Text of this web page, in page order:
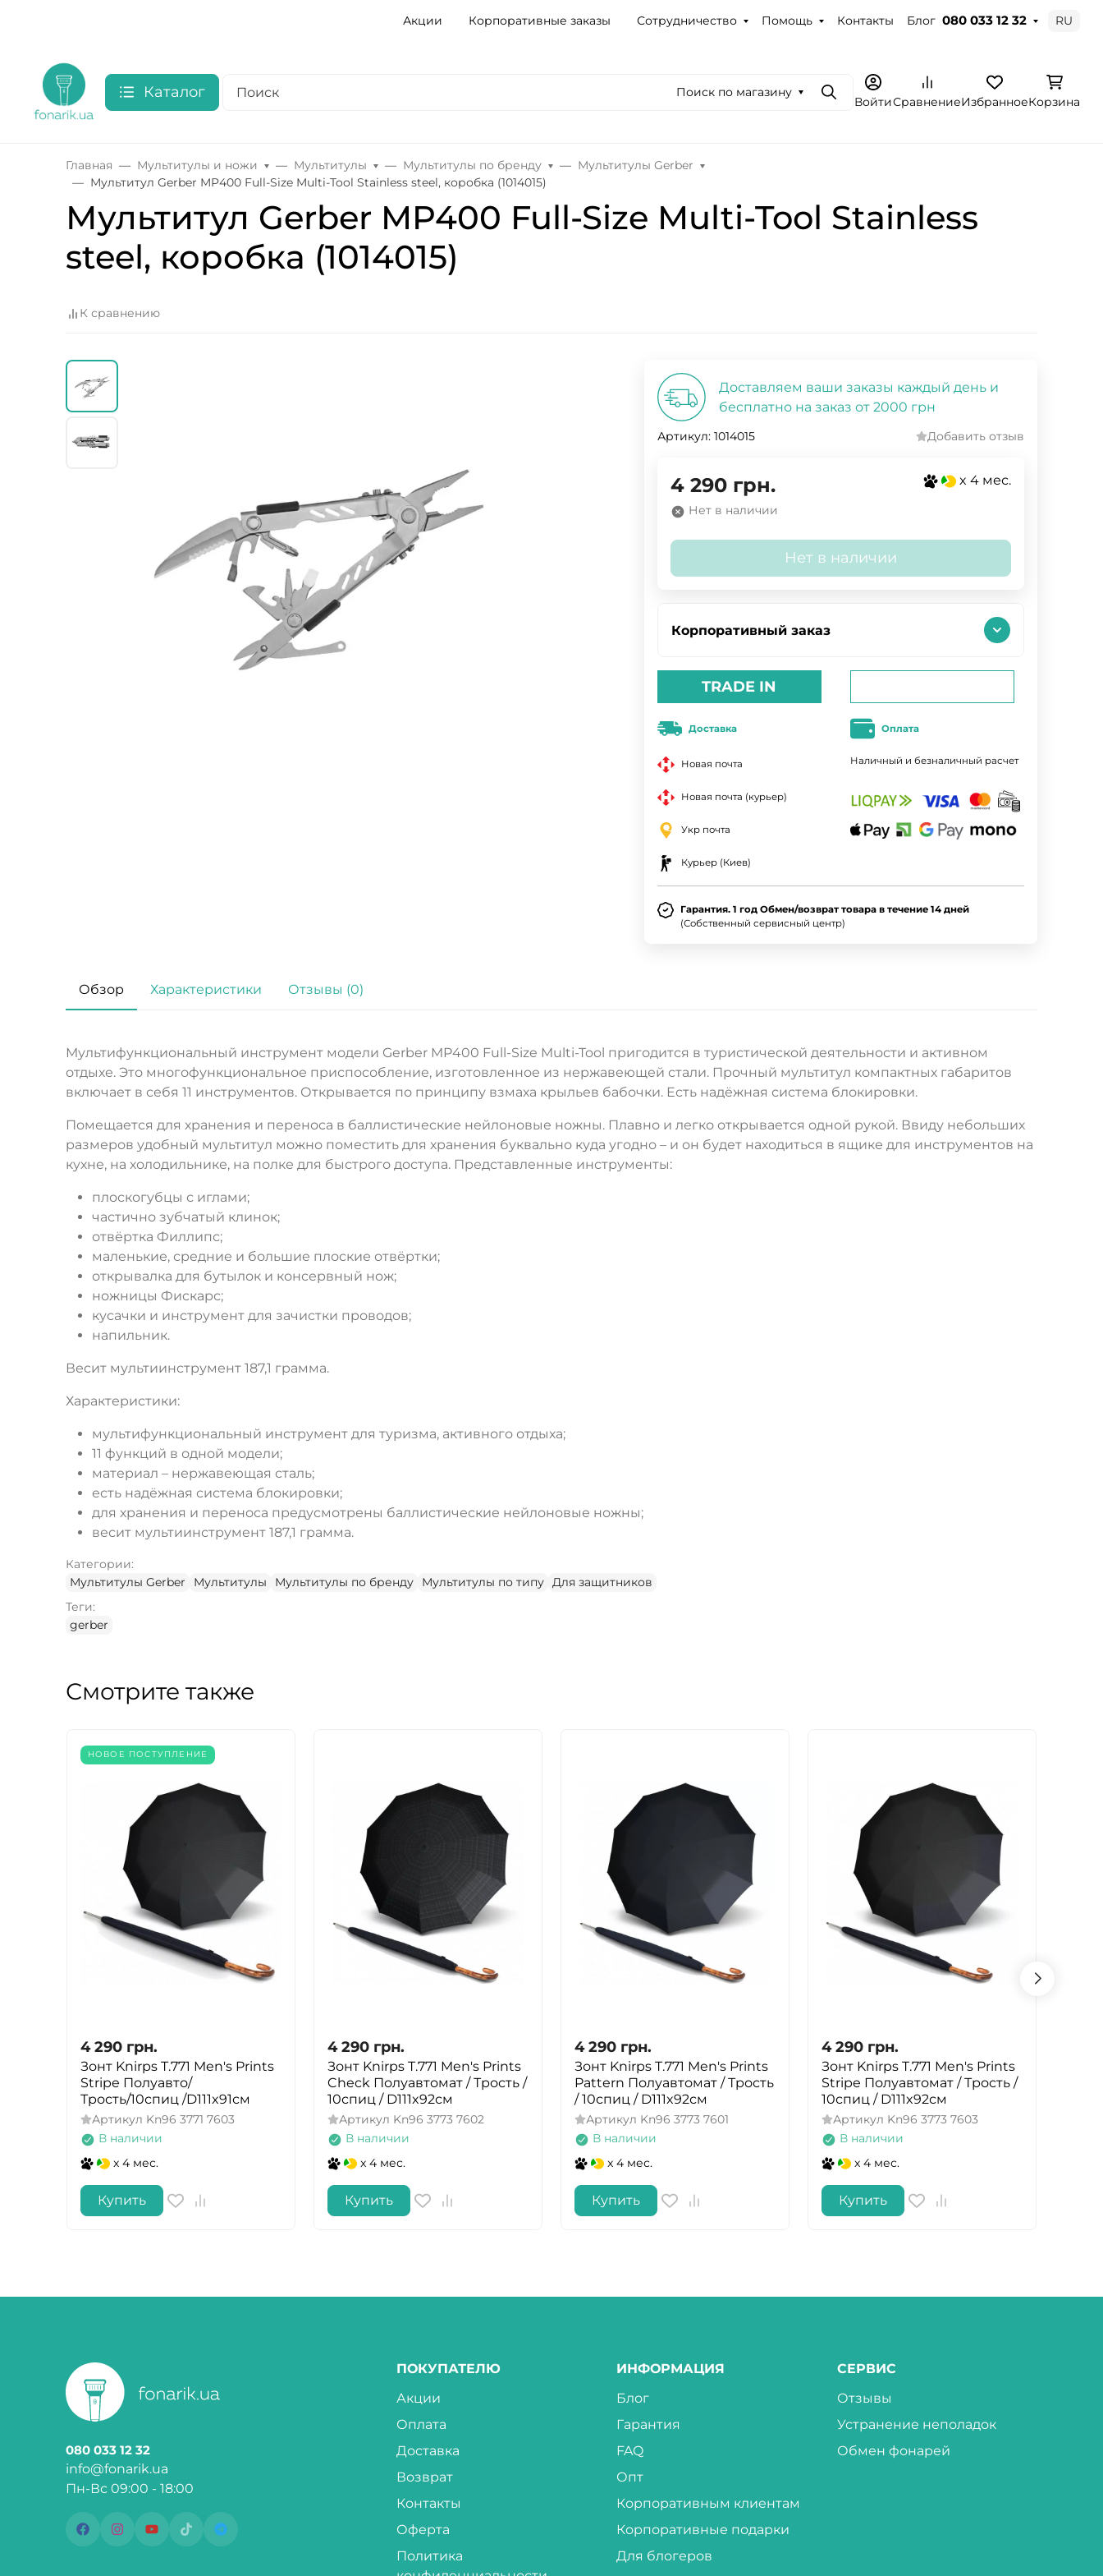
Акции Корпоративные заказы Сотрудничество Помощь Контакты Блог 080 033 12 32 RU
Каталог Поиск по магазину
ПоискВойтиСравнениеИзбранноеКорзина
Главная Мультитулы и ножи Мультитулы Мультитулы по бренду
Мультитулы Gerber
Мультитул Gerber MP400 Full-Size Multi-Tool Stainless steel, коробка (1014015)
Мультитул Gerber MP400 Full-Size Multi-Tool Stainless
steel, коробка (1014015)
К сравнению
Доставляем ваши заказы каждый день и
бесплатно на заказ от 2000 грн
Артикул: 1014015 Добавить отзыв
4 290 грн. x 4 мес.
Нет в наличии
Нет в наличии
Корпоративный заказ
TRADE IN
Доставка
Новая почта
Новая почта (курьер)
Укр почта
Курьер (Киев)
Оплата
Наличный и безналичный расчет
Гарантия. 1 год Обмен/возврат товара в течение 14 дней
(Собственный сервисный центр)
Обзор Характеристики Отзывы (0)
Мультифункциональный инструмент модели Gerber MP400 Full-Size Multi-Tool пригодится в туристической деятельности и активном
отдыхе. Это многофункциональное приспособление, изготовленное из нержавеющей стали. Прочный мультитул компактных габаритов
включает в себя 11 инструментов. Открывается по принципу взмаха крыльев бабочки. Есть надёжная система блокировки.
Помещается для хранения и переноса в баллистические нейлоновые ножны. Плавно и легко открывается одной рукой. Ввиду небольших
размеров удобный мультитул можно поместить для хранения буквально куда угодно – и он будет находиться в ящике для инструментов на
кухне, на холодильнике, на полке для быстрого доступа. Представленные инструменты:
плоскогубцы с иглами;
частично зубчатый клинок;
отвёртка Филлипс;
маленькие, средние и большие плоские отвёртки;
открывалка для бутылок и консервный нож;
ножницы Фискарс;
кусачки и инструмент для зачистки проводов;
напильник.
Весит мультиинструмент 187,1 грамма.
Характеристики:
мультифункциональный инструмент для туризма, активного отдыха;
11 функций в одной модели;
материал – нержавеющая сталь;
есть надёжная система блокировки;
для хранения и переноса предусмотрены баллистические нейлоновые ножны;
весит мультиинструмент 187,1 грамма.
Категории:
Мультитулы Gerber
Мультитулы Мультитулы по бренду Мультитулы по типу Для защитников
Теги:
gerber
Смотрите также
НОВОЕ ПОСТУПЛЕНИЕ
4 290 грн.
Зонт Knirps T.771 Men's Prints
Stripe Полуавто/
Трость/10спиц /D111x91см
Артикул Kn96 3771 7603
В наличии
x 4 мес.
Купить
4 290 грн.
Зонт Knirps T.771 Men's Prints
Check Полуавтомат / Трость /
10спиц / D111x92см
Артикул Kn96 3773 7602
В наличии
x 4 мес.
Купить
4 290 грн.
Зонт Knirps T.771 Men's Prints
Pattern Полуавтомат / Трость
/ 10спиц / D111x92см
Артикул Kn96 3773 7601
В наличии
x 4 мес.
Купить
4 290 грн.
Зонт Knirps T.771 Men's Prints
Stripe Полуавтомат / Трость /
10спиц / D111x92см
Артикул Kn96 3773 7603
В наличии
x 4 мес.
Купить
080 033 12 32
info@fonarik.ua
Пн-Вс 09:00 - 18:00
ПОКУПАТЕЛЮ
Акции
Оплата
Доставка
Возврат
Контакты
Оферта
Политика
ИНФОРМАЦИЯ
Блог
Гарантия
FAQ
Опт
Корпоративным клиентам
Корпоративные подарки
Для блогеров
СЕРВИС
Отзывы
Устранение неполадок
Обмен фонарей